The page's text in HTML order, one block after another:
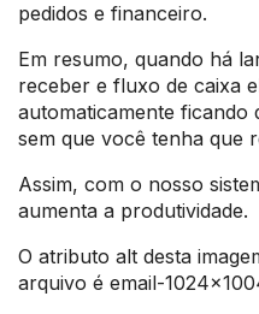
pedidos e financeiro.
Em resumo, quando há
receber e fluxo de caixa
automaticamente ficando
sem que você tenha que
Assim, com o nosso
aumenta a produtividade.
O atributo alt desta
arquivo é email-